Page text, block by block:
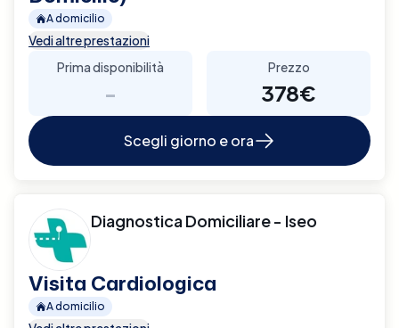
A domicilio
Vedi altre prestazioni
Prima disponibilità
-
Prezzo
378€
Scegli giorno e ora
Diagnostica Domiciliare - Iseo
Visita Cardiologica
A domicilio